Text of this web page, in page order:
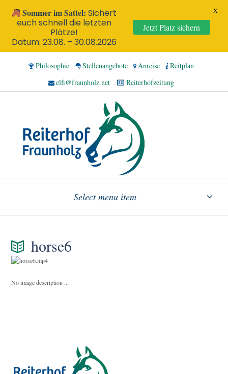
Philosophie Stellenangebote Anreise
Reitplan
elfi@fraunholz.net
Reiterhofzeitung
Select menu item
horse6
No image description ...
Sommer im Sattel:Sichert
euch schnell die letzten
Plätze!
Datum: 23.08. – 30.08.2026
Jetzt Platz sichern
X